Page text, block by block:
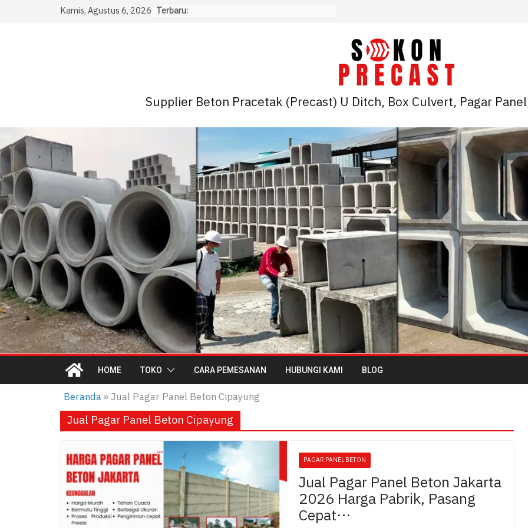
Kamis, Agustus 6, 2026 Terbaru:
Supplier Beton Pracetak (Precast) U Ditch, Box Culvert, Pagar
HOME TOKO CARA PEMESANAN HUBUNGI KAMI BLOG
Beranda»Jual Pagar Panel Beton Cipayung
Jual Pagar Panel Beton Cipayung
PAGAR PANEL BETON
Jual Pagar Panel Beton Jakarta
2026 Harga Pabrik, Pasang
Cepat…